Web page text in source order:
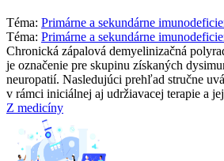
Téma: Primárne a sekundárne
Téma: Primárne a sekundárne
Chronická zápalová demyelinizačná
je označenie pre skupinu získaných
neuropatií. Nasledujúci prehľad stručne
v rámci iniciálnej aj udržiavacej terapie a
Z medicíny